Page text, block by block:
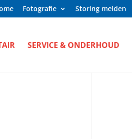
Fotografie Storing melden
SERVICE & ONDERHOUD